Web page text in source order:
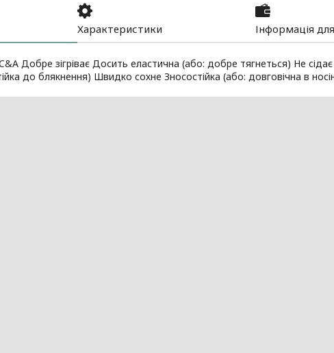
Характеристики Інформація
Добре зігріває Досить еластична (або: добре тягнеться) Не
до блякнення) Швидко сохне Зносостійка (або: довговічна в